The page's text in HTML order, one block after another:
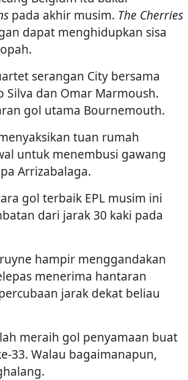
pada akhir musim. The Cherries
dapat menghidupkan sisa
serangan City bersama
Silva dan Omar Marmoush.
gol utama Bournemouth.
tuan rumah
untuk menembusi gawang
Arrizabalaga.
gol terbaik EPL musim ini
dari jarak 30 kaki pada
hampir menggandakan
menerima hantaran
jarak dekat beliau
meraih gol penyamaan buat
33. Walau bagaimanapun,